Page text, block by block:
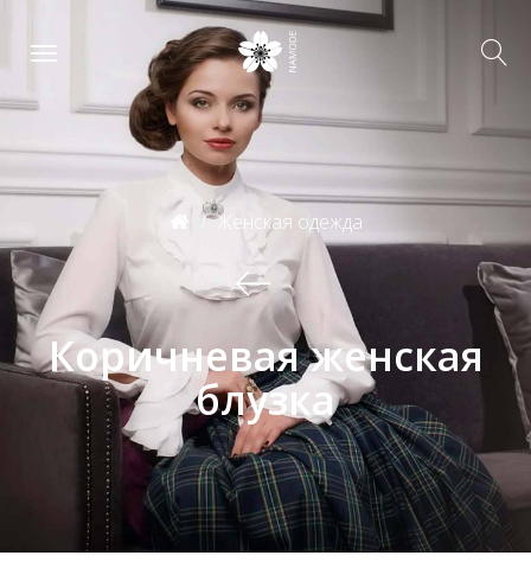
Женская одежда
Коричневая женская
блузка